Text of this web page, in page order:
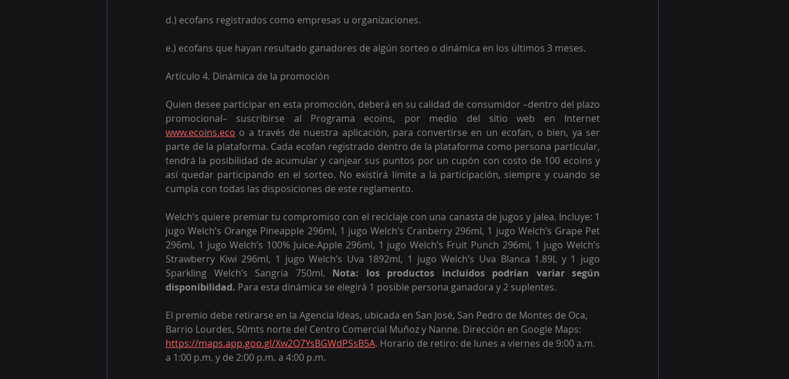
d.) ecofans registrados como empresas u organizaciones.
e.) ecofans que hayan resultado ganadores de algún sorteo o dinámica en los últimos 3 meses.
Artículo 4. Dinámica de la promoción
Quien desee participar en esta promoción, deberá en su calidad de consumidor –dentro del plazo
www.ecoins.eco o a través de nuestra aplicación, para convertirse en un ecofan, o bien, ya ser
parte de la plataforma. Cada ecofan registrado dentro de la plataforma como persona particular,
tendrá la posibilidad de acumular y canjear sus puntos por un cupón con costo de 100 ecoins y
así quedar participando en el sorteo. No existirá límite a la participación, siempre y cuando se
cumpla con todas las disposiciones de este reglamento.
Welch’s quiere premiar tu compromiso con el reciclaje con una canasta de jugos y jalea. Incluye: 1
jugo Welch’s Orange Pineapple 296ml, 1 jugo Welch’s Cranberry 296ml, 1 jugo Welch’s Grape Pet
296ml, 1 jugo Welch’s 100% Juice-Apple 296ml, 1 jugo Welch’s Fruit Punch 296ml, 1 jugo Welch’s
Strawberry Kiwi 296ml, 1 jugo Welch’s Uva 1892ml, 1 jugo Welch’s Uva Blanca 1.89L y 1 jugo
Sparkling Welch’s Sangria 750ml. Nota: los productos incluidos podrían variar según
disponibilidad. Para esta dinámica se elegirá 1 posible persona ganadora y 2 suplentes.
El premio debe retirarse en la Agencia Ideas, ubicada en San José, San Pedro de Montes de Oca,
Barrio Lourdes, 50mts norte del Centro Comercial Muñoz y Nanne. Dirección en Google Maps:
https://maps.app.goo.gl/Xw2Q7YsBGWdPSsB5A. Horario de retiro: de lunes a viernes de 9:00 a.m.
a 1:00 p.m. y de 2:00 p.m. a 4:00 p.m.